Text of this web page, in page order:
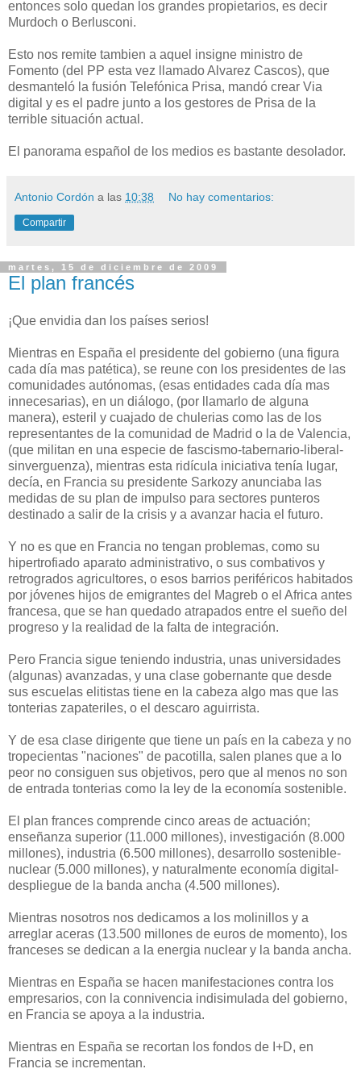
entonces solo quedan los grandes propietarios, es decir
Murdoch o Berlusconi.
Esto nos remite tambien a aquel insigne ministro de
Fomento (del PP esta vez llamado Alvarez Cascos), que
desmanteló la fusión Telefónica Prisa, mandó crear Via
digital y es el padre junto a los gestores de Prisa de la
terrible situación actual.
El panorama español de los medios es bastante desolador.
Antonio Cordón a las 10:38 No hay comentarios:
Compartir
martes, 15 de diciembre de 2009
El plan francés
¡Que envidia dan los países serios!
Mientras en España el presidente del gobierno (una figura
cada día mas patética), se reune con los presidentes de las
comunidades autónomas, (esas entidades cada día mas
innecesarias), en un diálogo, (por llamarlo de alguna
manera), esteril y cuajado de chulerias como las de los
representantes de la comunidad de Madrid o la de Valencia,
(que militan en una especie de fascismo-tabernario-liberal-
sinverguenza), mientras esta ridícula iniciativa tenía lugar,
decía, en Francia su presidente Sarkozy anunciaba las
medidas de su plan de impulso para sectores punteros
destinado a salir de la crisis y a avanzar hacia el futuro.
Y no es que en Francia no tengan problemas, como su
hipertrofiado aparato administrativo, o sus combativos y
retrogrados agricultores, o esos barrios periféricos habitados
por jóvenes hijos de emigrantes del Magreb o el Africa antes
francesa, que se han quedado atrapados entre el sueño del
progreso y la realidad de la falta de integración.
Pero Francia sigue teniendo industria, unas universidades
(algunas) avanzadas, y una clase gobernante que desde
sus escuelas elitistas tiene en la cabeza algo mas que las
tonterias zapateriles, o el descaro aguirrista.
Y de esa clase dirigente que tiene un país en la cabeza y no
tropecientas "naciones" de pacotilla, salen planes que a lo
peor no consiguen sus objetivos, pero que al menos no son
de entrada tonterias como la ley de la economía sostenible.
El plan frances comprende cinco areas de actuación;
enseñanza superior (11.000 millones), investigación (8.000
millones), industria (6.500 millones), desarrollo sostenible-
nuclear (5.000 millones), y naturalmente economía digital-
despliegue de la banda ancha (4.500 millones).
Mientras nosotros nos dedicamos a los molinillos y a
arreglar aceras (13.500 millones de euros de momento), los
franceses se dedican a la energia nuclear y la banda ancha.
Mientras en España se hacen manifestaciones contra los
empresarios, con la connivencia indisimulada del gobierno,
en Francia se apoya a la industria.
Mientras en España se recortan los fondos de I+D, en
Francia se incrementan.